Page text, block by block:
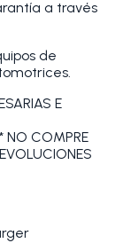
a través
de
E
NO COMPRE